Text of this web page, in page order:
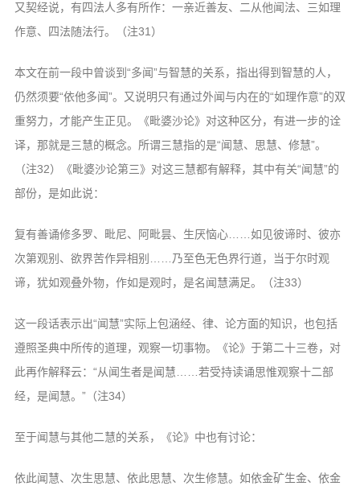
又契经说，有四法人多有所作：一亲近善友、二从他闻法、三如理
作意、四法随法行。（注31）
本文在前一段中曾谈到“多闻”与智慧的关系，指出得到智慧的人，
仍然须要“依他多闻”。又说明只有通过外闻与内在的“如理作意”的双
重努力，才能产生正见。《毗婆沙论》对这种区分，有进一步的诠
译，那就是三慧的概念。所谓三慧指的是“闻慧、思慧、修慧”。
（注32）《毗婆沙论第三》对这三慧都有解释，其中有关“闻慧”的
部份，是如此说：
复有善诵修多罗、毗尼、阿毗昙、生厌恼心……如见彼谛时、彼亦
次第观别、欲界苦作异相别……乃至色无色界行道，当于尔时观
谛，犹如观叠外物，作如是观时，是名闻慧满足。（注33）
这一段话表示出“闻慧”实际上包涵经、律、论方面的知识，也包括
遵照圣典中所传的道理，观察一切事物。《论》于第二十三卷，对
此再作解释云：“从闻生者是闻慧……若受持读诵思惟观察十二部
经，是闻慧。”（注34）
至于闻慧与其他二慧的关系，《论》中也有讨论：
依此闻慧、次生思慧、依此思慧、次生修慧。如依金矿生金、依金